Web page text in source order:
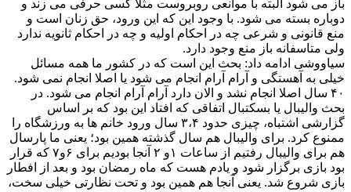
باز می شود البته با موانعی روبروست مثلا کسی حرفی می زند و
دوباره بسته می شود. با وجود این که این ورود، حق زنان است و
منع قانونی و شرعی چه در احکام اولیه و چه در احکام ثانویه ندارد
ولی متاسفانه باز منع وجود دارد.
سیاووشی ادامه داد: بحث این است که در کشور ما همه مسائل
خیلی به آهستگی و آرام آرام انجام می شود یا اصلا انجام نمی شود.
۴۰ سال اصلا انجام نشد و الان دارد آرام آرام انجام می شود. در
بحث والیبال یا بسکتبال اتفاقی که افتاد این بود که بر اساس
گزارشی اشتباه، چیزی حدود ۳،۴ سال ورود خانم ها به ورزشگاه را
ممنوع کرد. برای والیبال هم سال گذشته همین بود؛ یعنی ما پارسال
هم برای والیبال رفتیم از ساعات ۱و ۲ آنجا بودیم برای ۶و۷ که قرار
بود بازی برگزار شود و یادم هست که ماه رمضان بود و بعد از افطار
بازی شروع شد. یعنی آنجا هم همین بود و تحت نظارتی خیلی سخت،